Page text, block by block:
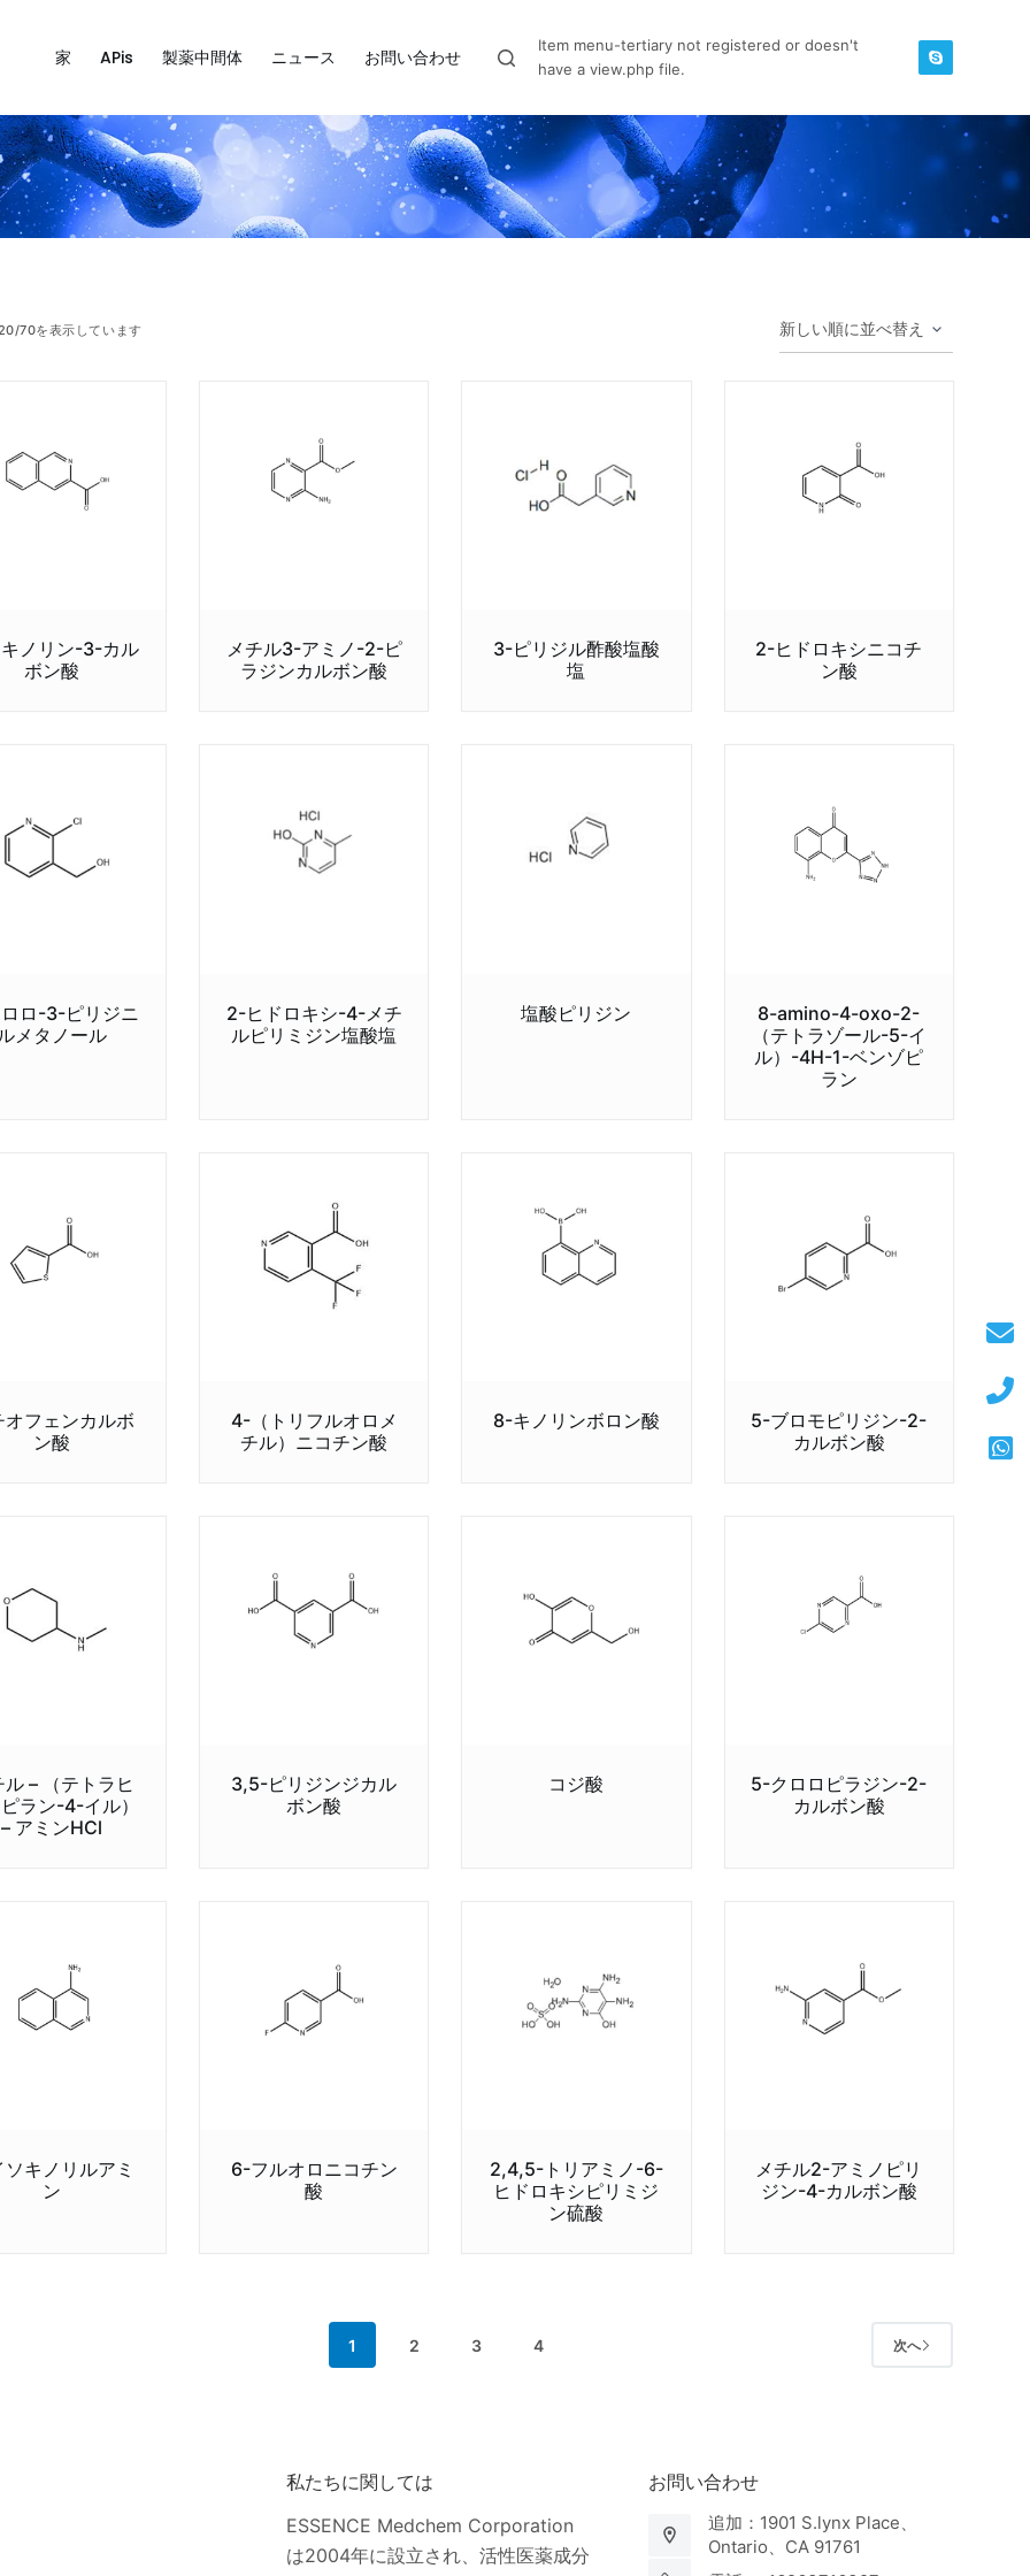
家 APis 製薬中間体 ニュース お問い合わせ
Item menu-tertiary not registered or doesn't
have a view.php file.
70を表示しています
ノリン-3-カル
ボン酸
メチル3-アミノ-2-ピ
ラジンカルボン酸
3-ピリジル酢酸塩酸
塩
2-ヒドロキシニコチ
ン酸
ロ-3-ピリジニ
ルメタノール
2-ヒドロキシ-4-メチ
ルピリミジン塩酸塩
塩酸ピリジン
8-amino-4-oxo-2-
（テトラゾール-5-イ
ル）-4H-1-ベンゾピ
ラン
フェンカルボ
ン酸
4-（トリフルオロメ
チル）ニコチン酸
8-キノリンボロン酸
5-ブロモピリジン-2-
カルボン酸
ル – （テトラヒ
ラン-4-イル）
– アミンHCl
3,5-ピリジンジカル
ボン酸
コジ酸
5-クロロピラジン-2-
カルボン酸
キノリルアミ
ン
6-フルオロニコチン
酸
2,4,5-トリアミノ-6-
ヒドロキシピリミジ
ン硫酸
メチル2-アミノピリ
ジン-4-カルボン酸
1 2 3 4 次へ
私たちに関しては
ESSENCE Medchem Corporation
は2004年に設立され、活性医薬成分
お問い合わせ
追加：1901 S.lynx Place、
Ontario、CA 91761